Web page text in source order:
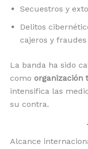
Secuestros y
Delitos
cajeros y
La banda ha sido
como organización
intensifica las
su contra.
Alcance